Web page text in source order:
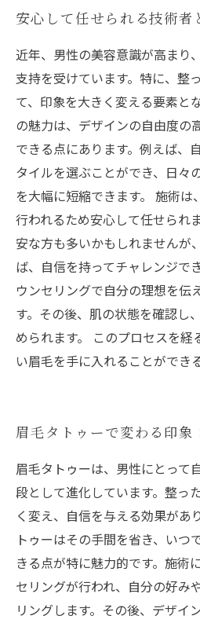
安心して任せられる技術者
近年、男性の美容意識が高まり
支持を受けています。特に、整
て、印象を大きく変える要素と
の魅力は、デザインの自由度の
できる点にあります。例えば、
タイルを選ぶことができ、日々
を大幅に短縮できます。 施術は
行われるため安心して任せられ
安な方も多いかもしれませんが
ば、自信を持ってチャレンジで
ウンセリングで自分の理想を伝
す。その後、肌の状態を確認し
められます。 このプロセスを経
い眉毛を手に入れることができ
眉毛タトゥーで変わる印象
眉毛タトゥーは、男性にとって
段として進化しています。整っ
く変え、自信を与える効果があ
トゥーはその手間を省き、いつ
きる点が特に魅力的です。施術
セリングが行われ、自分の好み
リングします。その後、デザイ